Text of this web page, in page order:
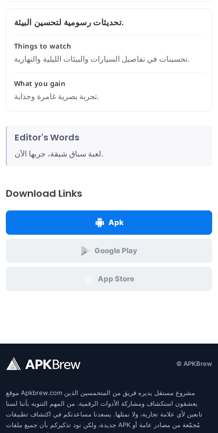
تحديثات رسومية لتحسين البيئة.
Things to watch
تحسينات في تفاصيل السيارات والبيئات الليلية والنهارية.
What you gain
تجربة بصرية غامرة وجذابة.
Editor's Words
لعبة سباق شيقة، جربها الآن.
Download Links
Apk
Google Play
App Store
© APKBrew
موقع Apkbrew.com مشروع مستقل يديره فريق من المتحمسين الذين
يعشقون استكشاف ومشاركة الأدوات الرقمية. من المهم التنويه بأننا لسنا
تابعين لأي علامة تجارية، ولا نمثلها. يسعدنا مساعدتكم في اكتشاف تطبيقات
جديدة، ولكن نود تذكيركم بأن جميع ملفات APK مُجمّعة من مصادر عامة أو